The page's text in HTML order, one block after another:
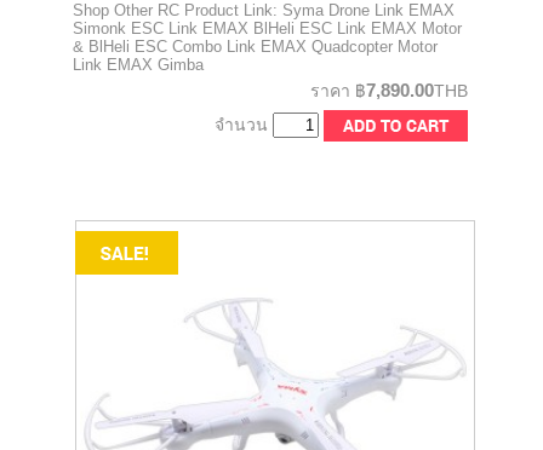
Shop Other RC Product Link: Syma Drone Link EMAX
Simonk ESC Link EMAX BlHeli ESC Link EMAX Motor
& BlHeli ESC Combo Link EMAX Quadcopter Motor
Link EMAX Gimba
ราคา ฿7,890.00THB
จำนวน